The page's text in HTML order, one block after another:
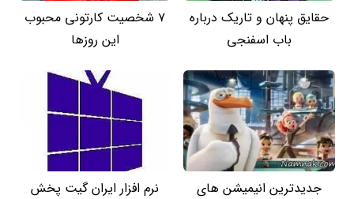
حقایق پنهان و تاریک درباره
باب اسفنجی
7 شخصیت کارتونی محبوب
این روزها
جدیدترین انیمیشن های
نرم افزار ایران گیت پخش